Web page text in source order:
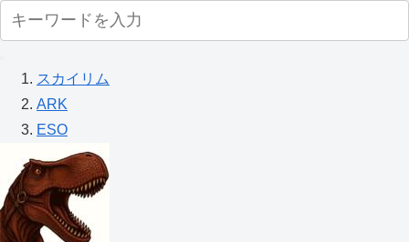
スカイリム
ARK
ESO